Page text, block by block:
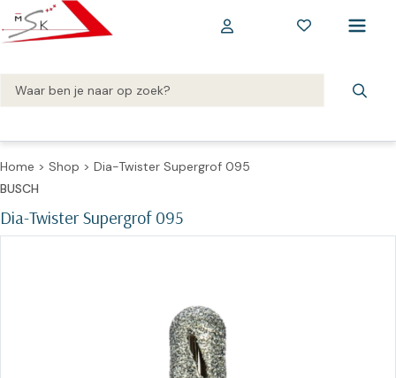
Home > Shop > Dia-Twister Supergrof 095
Dia-Twister Supergrof 095
BUSCH